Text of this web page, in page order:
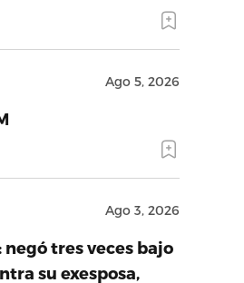
Ago 5, 2026
Ago 3, 2026
negó tres veces bajo
su exesposa,